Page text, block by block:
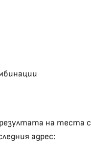
на теста с
адрес: